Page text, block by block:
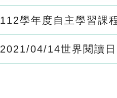
112學年度自主學習課
2021/04/14世界閱讀